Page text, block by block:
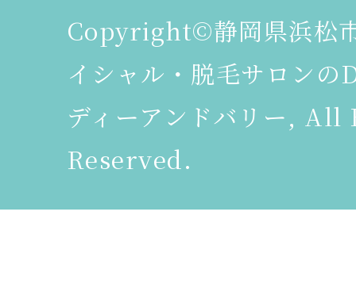
Copyright©静岡県浜松
イシャル・脱毛サロン
ディーアンドバリー,
Reserved.